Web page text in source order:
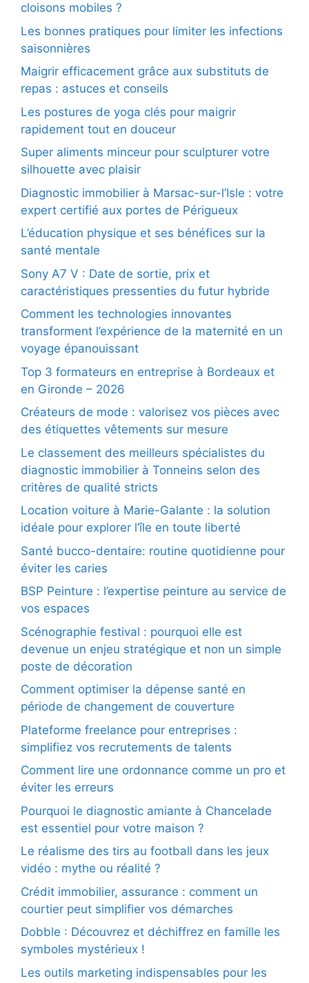
cloisons mobiles ?
Les bonnes pratiques pour limiter les infections
saisonnières
Maigrir efficacement grâce aux substituts de
repas : astuces et conseils
Les postures de yoga clés pour maigrir
rapidement tout en douceur
Super aliments minceur pour sculpturer votre
silhouette avec plaisir
Diagnostic immobilier à Marsac-sur-l’Isle : votre
expert certifié aux portes de Périgueux
L’éducation physique et ses bénéfices sur la
santé mentale
Sony A7 V : Date de sortie, prix et
caractéristiques pressenties du futur hybride
Comment les technologies innovantes
transforment l’expérience de la maternité en un
voyage épanouissant
Top 3 formateurs en entreprise à Bordeaux et
en Gironde – 2026
Créateurs de mode : valorisez vos pièces avec
des étiquettes vêtements sur mesure
Le classement des meilleurs spécialistes du
diagnostic immobilier à Tonneins selon des
critères de qualité stricts
Location voiture à Marie-Galante : la solution
idéale pour explorer l’île en toute liberté
Santé bucco-dentaire: routine quotidienne pour
éviter les caries
BSP Peinture : l’expertise peinture au service de
vos espaces
Scénographie festival : pourquoi elle est
devenue un enjeu stratégique et non un simple
poste de décoration
Comment optimiser la dépense santé en
période de changement de couverture
Plateforme freelance pour entreprises :
simplifiez vos recrutements de talents
Comment lire une ordonnance comme un pro et
éviter les erreurs
Pourquoi le diagnostic amiante à Chancelade
est essentiel pour votre maison ?
Le réalisme des tirs au football dans les jeux
vidéo : mythe ou réalité ?
Crédit immobilier, assurance : comment un
courtier peut simplifier vos démarches
Dobble : Découvrez et déchiffrez en famille les
symboles mystérieux !
Les outils marketing indispensables pour les